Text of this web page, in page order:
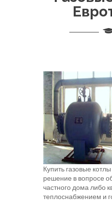
Купить газовые
решение в вопросе
частного дома либо
теплоснабжением и